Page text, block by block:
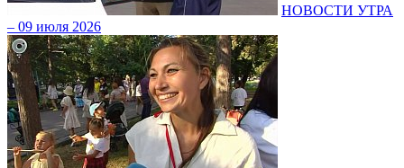
НОВОСТИ УТРА
– 09 июля 2026